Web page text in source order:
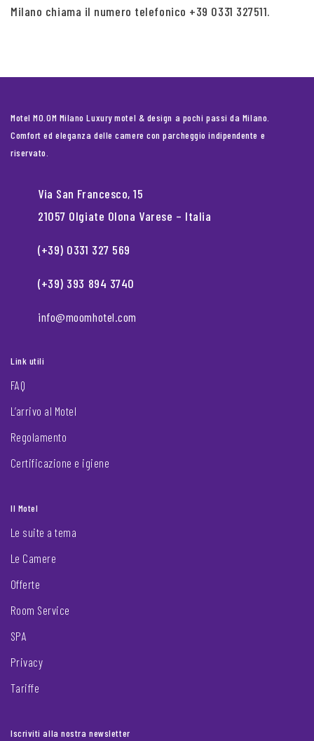
Milano chiama il numero telefonico +39 0331 327511.
Motel MO.OM Milano Luxury motel & design a pochi passi da Milano.
Comfort ed eleganza delle camere con parcheggio indipendente e
riservato.
Via San Francesco, 15
21057 Olgiate Olona Varese – Italia
(+39) 0331 327 569
(+39) 393 894 3740
info@moomhotel.com
Link utili
FAQ
L’arrivo al Motel
Regolamento
Certificazione e igiene
Il Motel
Le suite a tema
Le Camere
Offerte
Room Service
SPA
Privacy
Tariffe
Iscriviti alla nostra newsletter